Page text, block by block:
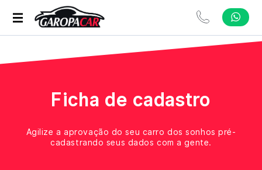
Ficha de cadastro
Agilize a aprovação do seu carro dos sonhos pré-
cadastrando seus dados com a gente.